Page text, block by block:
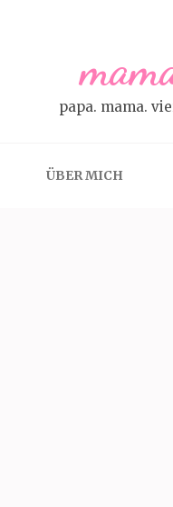
papa. mama.
ÜBER MICH